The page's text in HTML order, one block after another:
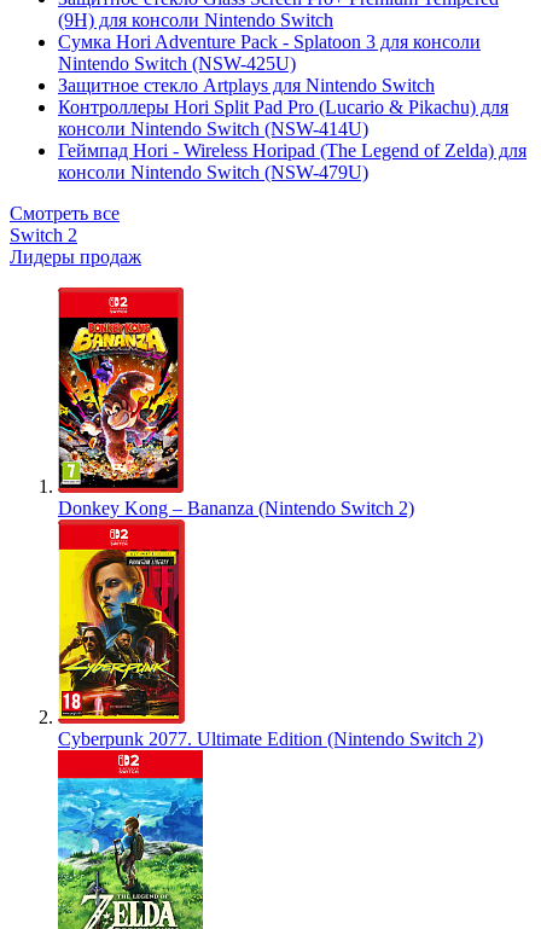
(9H) для консоли Nintendo Switch
Сумка Hori Adventure Pack - Splatoon 3 для консоли
Nintendo Switch (NSW-425U)
Защитное стекло Artplays для Nintendo Switch
Контроллеры Hori Split Pad Pro (Lucario & Pikachu) для
консоли Nintendo Switch (NSW-414U)
Геймпад Hori - Wireless Horipad (The Legend of Zelda) для
консоли Nintendo Switch (NSW-479U)
Смотреть все
Switch 2
Лидеры продаж
Donkey Kong – Bananza (Nintendo Switch 2)
Cyberpunk 2077. Ultimate Edition (Nintendo Switch 2)